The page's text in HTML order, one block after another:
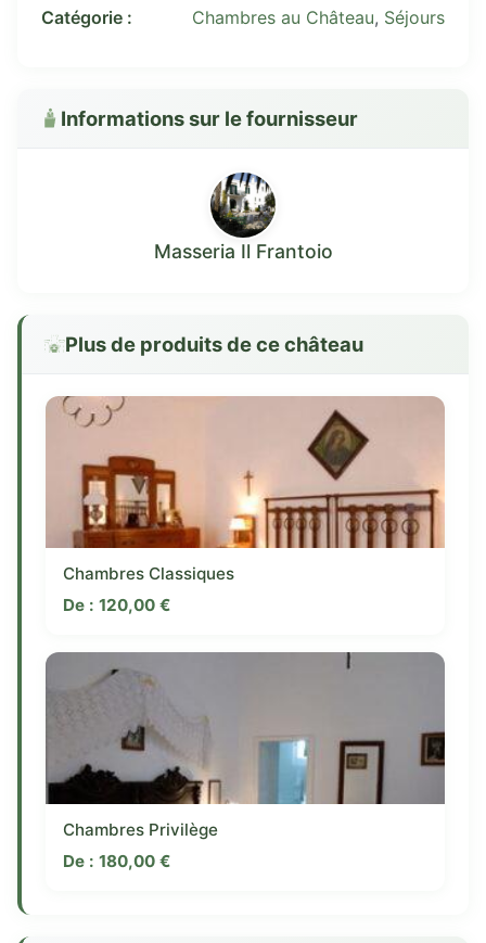
Catégorie : Chambres au Château, Séjours
Informations sur le fournisseur
Masseria Il Frantoio
Plus de produits de ce château
Chambres Classiques
De : 120,00 €
Chambres Privilège
De : 180,00 €